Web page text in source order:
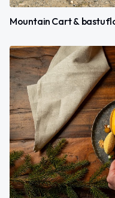
Mountain Cart &